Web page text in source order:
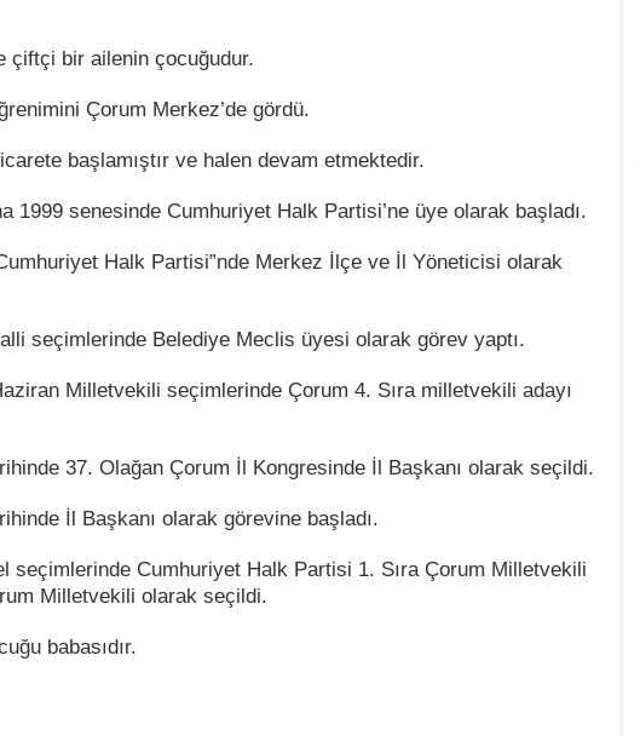
çiftçi bir ailenin çocuğudur.
Çorum Merkez’de gördü.
başlamıştır ve halen devam etmektedir.
1999 senesinde Cumhuriyet Halk Partisi’ne üye olarak başladı.
Halk Partisi”nde Merkez İlçe ve İl Yöneticisi olarak
seçimlerinde Belediye Meclis üyesi olarak görev yaptı.
Milletvekili seçimlerinde Çorum 4. Sıra milletvekili adayı
37. Olağan Çorum İl Kongresinde İl Başkanı olarak seçildi.
İl Başkanı olarak görevine başladı.
seçimlerinde Cumhuriyet Halk Partisi 1. Sıra Çorum Milletvekili
Milletvekili olarak seçildi.
babasıdır.